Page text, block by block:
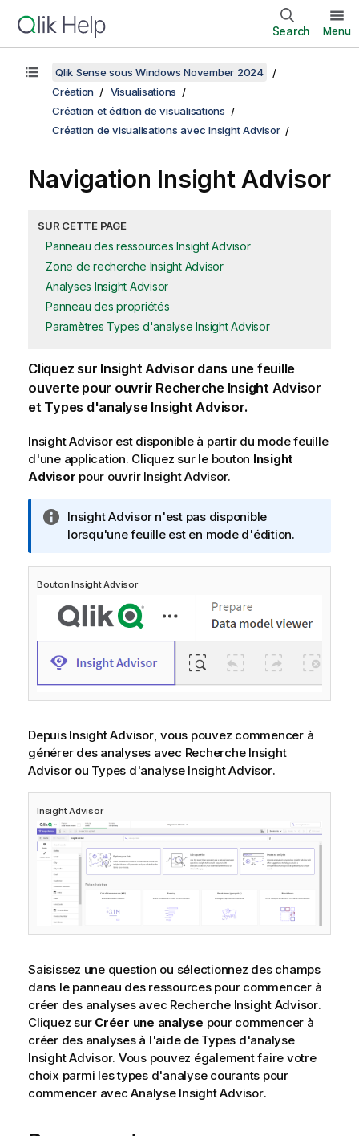
Search Menu
Qlik Sense sous Windows November 2024
Création
Visualisations
Création et édition de visualisations
Création de visualisations avec Insight Advisor
Navigation Insight Advisor
SUR CETTE PAGE
Panneau des ressources Insight Advisor
Zone de recherche Insight Advisor
Analyses Insight Advisor
Panneau des propriétés
Paramètres Types d'analyse Insight Advisor
Cliquez sur Insight Advisor dans une feuille
ouverte pour ouvrir Recherche Insight Advisor
et Types d'analyse Insight Advisor.
Insight Advisorest disponible à partir du mode feuille
d'une application. Cliquez sur le bouton Insight
Advisor pour ouvrir Insight Advisor.
N
o
e
I
n
f
o
i
Insight Advisorn'est pas disponible
lorsqu'une feuille est en mode d'édition.
BoutonInsight Advisor
Depuis Insight Advisor, vous pouvez commencer à
générer des analyses avec Recherche Insight
Advisorou Types d'analyse Insight Advisor.
Insight Advisor
Saisissez une question ou sélectionnez des champs
dans le panneau des ressources pour commencer à
créer des analyses avec Recherche Insight Advisor.
Cliquez sur Créer une analyse pour commencer à
créer des analyses à l'aide de Types d'analyse
Insight Advisor. Vous pouvez également faire votre
choix parmi les types d'analyse courants pour
commencer avec Analyse Insight Advisor.